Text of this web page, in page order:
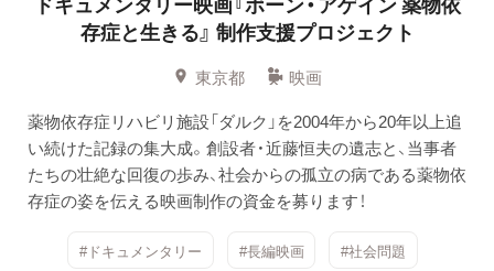
存症と生きる』 制作支援プロジェクト
東京都
映画
薬物依存症リハビリ施設「ダルク」を2004年から20年以上追
い続けた記録の集大成。創設者・近藤恒夫の遺志と、当事者
たちの壮絶な回復の歩み、社会からの孤立の病である薬物依
存症の姿を伝える映画制作の資金を募ります！
#ドキュメンタリー #長編映画 #社会問題